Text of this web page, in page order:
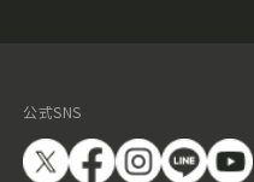
公式SNS